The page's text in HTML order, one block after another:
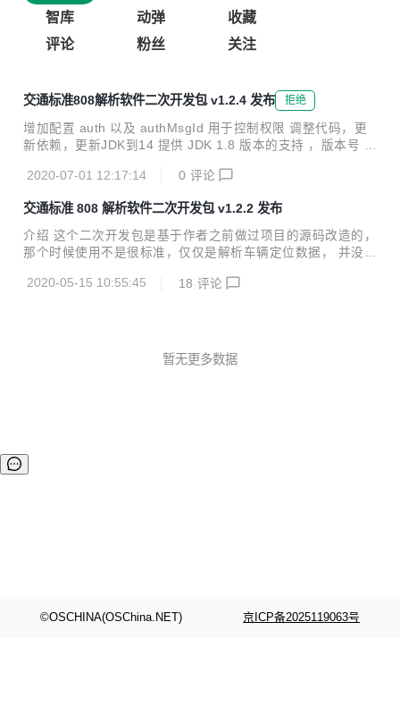
智库
动弹
收藏
评论
粉丝 关注
交通标准808解析软件二次开发包 v1.2.4 发布 拒绝
增加配置 auth 以及 authMsgId 用于控制权限 调整代码，更
新依赖，更新JDK到14 提供 JDK 1.8 版本的支持 ，版本号 v
2020-07-01 12:17:14
0 评论
交通标准 808 解析软件二次开发包 v1.2.2 发布
介绍 这个二次开发包是基于作者之前做过项目的源码改造的，
那个时候使用不是很标准，仅仅是解析车辆定位数据， 并没有
码。 版本特性 20200512 v1.2.2 :boom: 兼容交通标准808协
v1.0.1 :boom: 处理分包粘包 :boom: 兼容交通标准808协议
2020-05-15 10:55:45 18 评论
暂无更多数据
©OSCHINA(OSChina.NET) 京ICP备2025119063号